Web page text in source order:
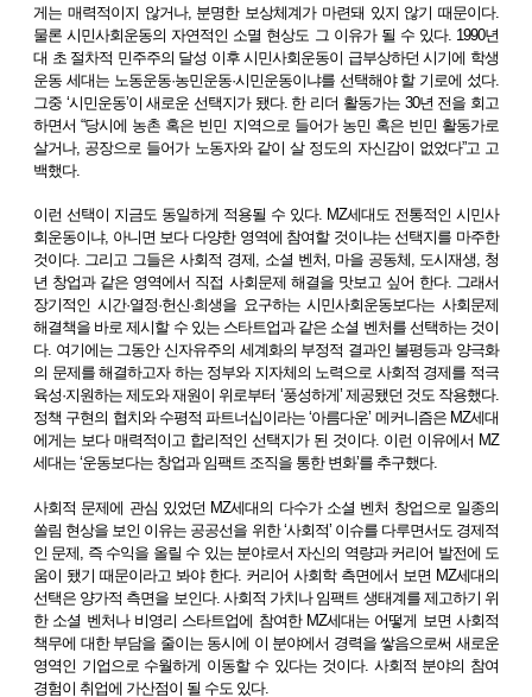
게는 매력적이지 않거나, 분명한 보상체계가 마련돼 있지 않기 때문이다.
물론 시민사회운동의 자연적인 소멸 현상도 그 이유가 될 수 있다. 1990년
대 초 절차적 민주주의 달성 이후 시민사회운동이 급부상하던 시기에 학생
운동 세대는 노동운동·농민운동·시민운동이냐를 선택해야 할 기로에 섰다.
그중 ‘시민운동’이 새로운 선택지가 됐다. 한 리더 활동가는 30년 전을 회고
하면서 “당시에 농촌 혹은 빈민 지역으로 들어가 농민 혹은 빈민 활동가로
살거나, 공장으로 들어가 노동자와 같이 살 정도의 자신감이 없었다”고 고
백했다.
이런 선택이 지금도 동일하게 적용될 수 있다. MZ세대도 전통적인 시민사
회운동이냐, 아니면 보다 다양한 영역에 참여할 것이냐는 선택지를 마주한
것이다. 그리고 그들은 사회적 경제, 소셜 벤처, 마을 공동체, 도시재생, 청
년 창업과 같은 영역에서 직접 사회문제 해결을 맛보고 싶어 한다. 그래서
장기적인 시간·열정·헌신·희생을 요구하는 시민사회운동보다는 사회문제
해결책을 바로 제시할 수 있는 스타트업과 같은 소셜 벤처를 선택하는 것이
다. 여기에는 그동안 신자유주의 세계화의 부정적 결과인 불평등과 양극화
의 문제를 해결하고자 하는 정부와 지자체의 노력으로 사회적 경제를 적극
육성·지원하는 제도와 재원이 위로부터 ‘풍성하게’ 제공됐던 것도 작용했다.
정책 구현의 협치와 수평적 파트너십이라는 ‘아름다운’ 메커니즘은 MZ세대
에게는 보다 매력적이고 합리적인 선택지가 된 것이다. 이런 이유에서 MZ
세대는 ‘운동보다는 창업과 임팩트 조직을 통한 변화’를 추구했다.
사회적 문제에 관심 있었던 MZ세대의 다수가 소셜 벤처 창업으로 일종의
쏠림 현상을 보인 이유는 공공선을 위한 ‘사회적’ 이슈를 다루면서도 경제적
인 문제, 즉 수익을 올릴 수 있는 분야로서 자신의 역량과 커리어 발전에 도
움이 됐기 때문이라고 봐야 한다. 커리어 사회학 측면에서 보면 MZ세대의
선택은 양가적 측면을 보인다. 사회적 가치나 임팩트 생태계를 제고하기 위
한 소셜 벤처나 비영리 스타트업에 참여한 MZ세대는 어떻게 보면 사회적
책무에 대한 부담을 줄이는 동시에 이 분야에서 경력을 쌓음으로써 새로운
영역인 기업으로 수월하게 이동할 수 있다는 것이다. 사회적 분야의 참여
경험이 취업에 가산점이 될 수도 있다.